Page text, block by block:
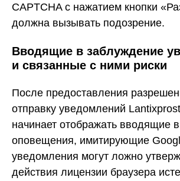
CAPTCHA с нажатием кнопки
должна вызывать подозрение.
Вводящие в заблуждение
и связанные с ними риски
После предоставления
отправку уведомлений
начинает отображать вводящие
оповещения, имитирующие
уведомления могут ложно
действия лицензии браузера